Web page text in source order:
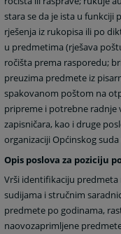
stara se da je ista u funkciji
rješenja iz rukopisa ili po
u predmetima (rješava
ročišta prema rasporedu;
preuzima predmete iz
spakovanom poštom na
pripreme i potrebne radnje
zapisničara, kao i druge
organizaciji Općinskog
Opis poslova za poziciju
Vrši identifikaciju
sudijama i stručnim
predmete po godinama,
naovozaprimljene